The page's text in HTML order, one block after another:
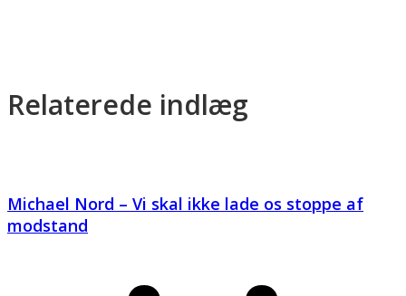
Relaterede indlæg
Michael Nord – Vi skal ikke lade os stoppe af
modstand